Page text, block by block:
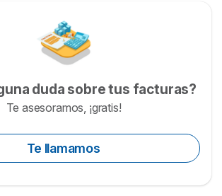
duda sobre tus facturas?
Te asesoramos, ¡gratis!
Te llamamos